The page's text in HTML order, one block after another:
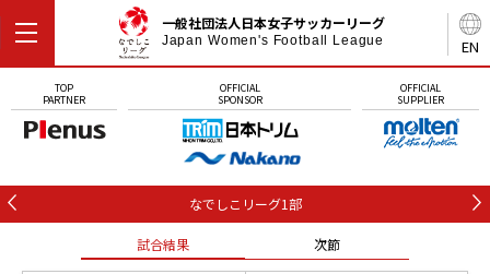
EN
一般社団法人日本女子サッカーリーグ
Japan Women's Football League
TOP
PARTNER
OFFICIAL
SPONSOR
OFFICIAL
SUPPLIER
なでしこリーグ1部
試合結果 次節